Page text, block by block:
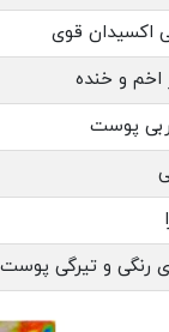
اکسیدان قوی
و خنده
پوست
رنگی و تیرگی پوست